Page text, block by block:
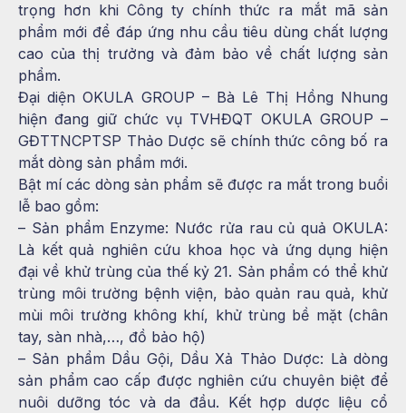
trọng hơn khi Công ty chính thức ra mắt mã sản
phẩm mới để đáp ứng nhu cầu tiêu dùng chất lượng
cao của thị trưởng và đảm bảo về chất lượng sản
phẩm.
Đại diện OKULA GROUP – Bà Lê Thị Hồng Nhung
hiện đang giữ chức vụ TVHĐQT OKULA GROUP –
GĐTTNCPTSP Thảo Dược sẽ chính thức công bố ra
mắt dòng sản phẩm mới.
Bật mí các dòng sản phẩm sẽ được ra mắt trong buổi
lễ bao gồm:
– Sản phẩm Enzyme: Nước rửa rau củ quả OKULA:
Là kết quả nghiên cứu khoa học và ứng dụng hiện
đại về khử trùng của thế kỷ 21. Sản phẩm có thể khử
trùng môi trường bệnh viện, bảo quản rau quả, khử
mùi môi trường không khí, khử trùng bề mặt (chân
tay, sàn nhà,…, đồ bảo hộ)
– Sản phẩm Dầu Gội, Dầu Xả Thảo Dược: Là dòng
sản phẩm cao cấp được nghiên cứu chuyên biệt để
nuôi dưỡng tóc và da đầu. Kết hợp dược liệu cổ